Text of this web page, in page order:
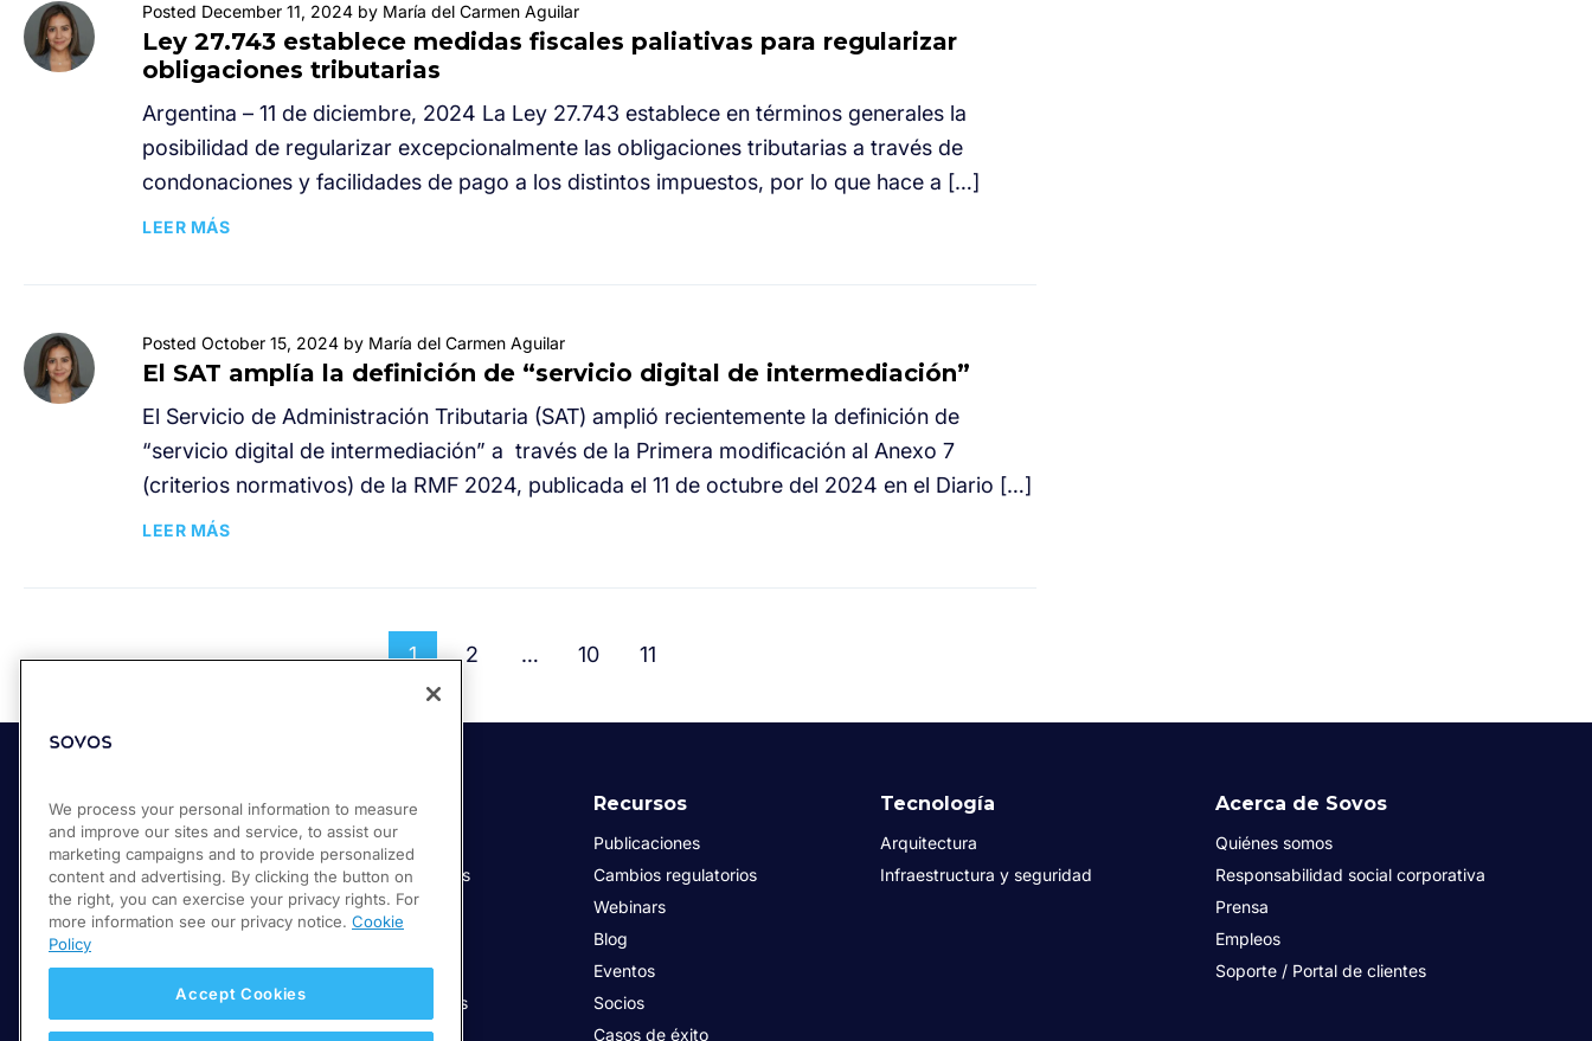
Posted December 11, 2024 by María del Carmen Aguilar
Ley 27.743 establece medidas fiscales paliativas para regularizar
obligaciones tributarias
Argentina – 11 de diciembre, 2024 La Ley 27.743 establece en términos generales la
posibilidad de regularizar excepcionalmente las obligaciones tributarias a través de
condonaciones y facilidades de pago a los distintos impuestos, por lo que hace a […]
LEER MÁS
Posted October 15, 2024 by María del Carmen Aguilar
El SAT amplía la definición de “servicio digital de intermediación”
El Servicio de Administración Tributaria (SAT) amplió recientemente la definición de
“servicio digital de intermediación” a través de la Primera modificación al Anexo 7
(criterios normativos) de la RMF 2024, publicada el 11 de octubre del 2024 en el Diario […]
LEER MÁS
1 2 … 10 11
Soluciones
Compliance Cloud
Productos
Servicios
Industrias
Manufactura
Servicios financieros
Servicios digitales
Salud
Telecomunicaciones
Educación
Recursos
Publicaciones
Cambios regulatorios
Webinars
Blog
Eventos
Socios
Casos de éxito
Tecnología
Arquitectura
Infraestructura y seguridad
Acerca de Sovos
Quiénes somos
Responsabilidad social corporativa
Prensa
Empleos
Soporte / Portal de clientes
We process your personal information to measure
and improve our sites and service, to assist our
marketing campaigns and to provide personalized
content and advertising. By clicking the button on
the right, you can exercise your privacy rights. For
more information see our privacy notice. Cookie
Policy
Accept Cookies